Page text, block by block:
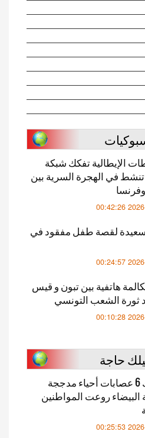
الإيطالية تفكك شبكة
تنشط في الهجرة السرية بين
2026-
سعيدة لقصة طفل مفقود في
2026-
هاتفية بين تبون و قيس
ثورة الشعب التونسي
2026-
حاجة
تفكيك 6 عصابات أحياء مدججة
البيضاء روعت المواطنين
2026-